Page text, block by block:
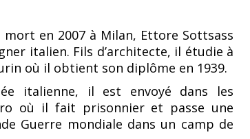
en 2007 à Milan, Ettore Sottsass
italien. Fils d’architecte, il étudie à
où il obtient son diplôme en 1939.
italienne, il est envoyé dans les
où il fait prisonnier et passe une
Guerre mondiale dans un camp de